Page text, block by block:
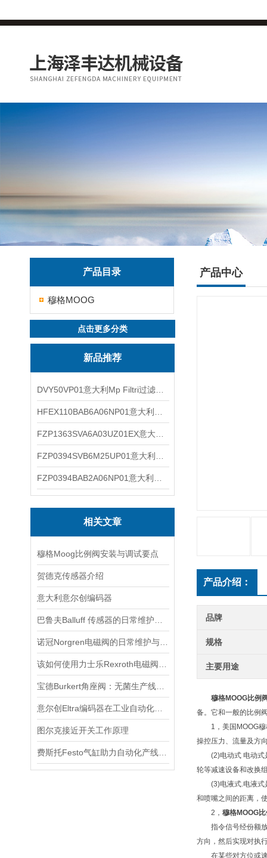
产品目录
穆格MOOG
点击更多分类
新品推荐
相关文章
穆格Moog比例阀安装与调试要点
贺德克传感器介绍
意大利意尔创编码器
图尔克接近开关工作原理
产品中心
产品介绍：
品牌
规格
主要用途
穆格MOOG比
备。它和一般的比例
1，美国MOOG穆格
操控压力、流量及方
(2)电动式 电动式是
轮等减速设备和改换
(3)电液式.电液式是
和喷嘴之间的距离，
2， 穆格MOOG
指令信号经份额放
方向，然后实现对执
在某些对方位或速